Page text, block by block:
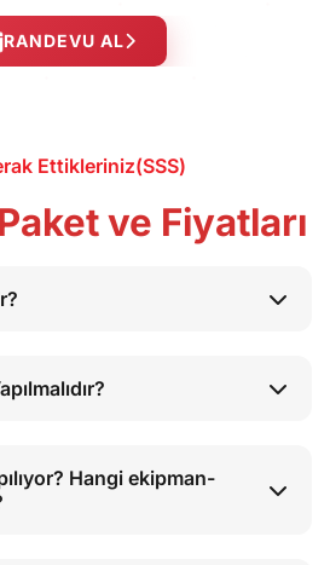
RANDEVU AL
Ettikleriniz(SSS)
ve Fiyatları
Hangi ekipman-